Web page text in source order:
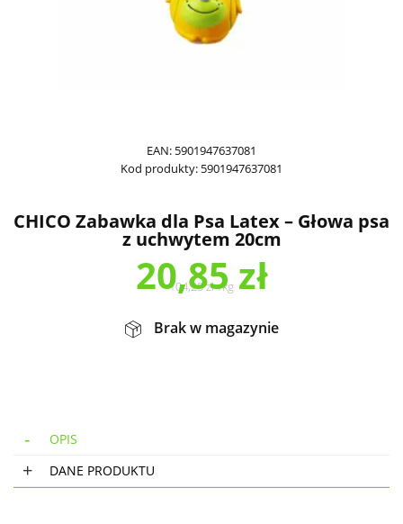
EAN: 5901947637081
Kod produkty: 5901947637081
CHICO Zabawka dla Psa Latex – Głowa psa
z uchwytem 20cm
20,85zł
104,25zł /kg
Brak w magazynie
OPIS
DANE PRODUKTU